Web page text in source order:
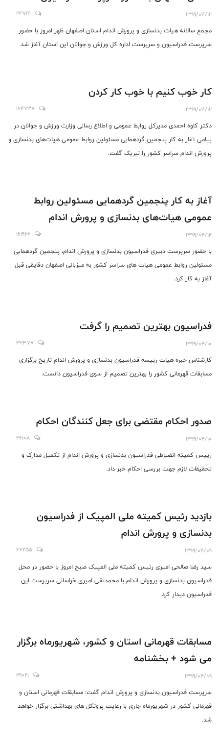
1399/04/12
24714
مجمع سالانه هیات بدنسازی و پرورش اندام استان اصفهان ظهر امروز با حضور
سرپرست فدراسیون و سرپرست اداره کل ورزش و جوانان این استان آغاز شد.
كار خوب كنيم با خوب كار كردن
1399/04/12
164737
دکتر کاوه احمدی مدیرکل روابط عمومی و اطلاع رسانی وزارت ورزش و جوانان در
پیامی آغاز به کار پنجمین گردهمایی مسئولین روابط عمومی هیات‌های بدنسازی و
پرورش اندام سراسر کشور را تبریک گفت.
آغاز به کار پنجمین گردهمایی مسئولین روابط
عمومی هیات‌های بدنسازی و پرورش اندام
1399/04/12
161966
با حضور سرپرست دبیری فدراسیون بدنسازی و پرورش اندام، پنجمین گردهمایی
مسئولین روابط عمومی هیات های سراسر کشور به میزبانی اصفهان دقایقی قبل
آغاز به کار‌ کرد.
فدراسیون بهترین تصمیم را گرفت
1399/04/10
32377
کارشناس خبره هیات رییسه فدراسیون بدنسازی و پرورش اندام تاریخ برگزاری
مسابقات قهرمانی کشور را بهترین تصمیم از سوی فدراسیون دانست.
صدور احکام مقتضی برای جعل کنندگان احکام
1399/04/10
26108
رییس کمیته انضباطی فدراسیون بدنسازی و پرورش اندام از تکمیل مدارک و
تحقیقات لازم جهت بررسی احکام خبر داد.
بازدید رئیس کمیته ملی المپیک از فدراسیون
بدنسازی و پرورش اندام
1399/04/09
67255
سید رضا صالحی امیری رئیس کمیته ملی المپیک صبح امروز با حضور در محل
فدراسیون بدنسازی و پرورش اندام با محمدتقی امیری خراسانی سرپرست این
فدراسیون دیدار کرد.
مسابقات قهرمانی استان و کشور، شهریورماه برگزار
می شود + بخشنامه
1399/04/09
29021
سرپرست فدراسیون بدنسازی و پرورش اندام گفت: مسابقات قهرمانی استان و
قهرمانی کشور در شهریورماه جاری با رعایت پروتکل های بهداشتی برگزار خواهد
شد.